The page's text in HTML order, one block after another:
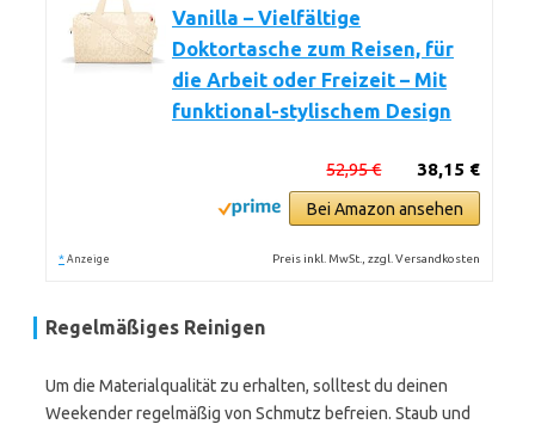
Vanilla – Vielfältige
Doktortasche zum Reisen, für
die Arbeit oder Freizeit – Mit
funktional-stylischem Design
38,15 €
52,95 €
Bei Amazon ansehen
* Anzeige Preis inkl. MwSt., zzgl. Versandkosten
Regelmäßiges Reinigen
Um die Materialqualität zu erhalten, solltest du deinen
Weekender regelmäßig von Schmutz befreien. Staub und